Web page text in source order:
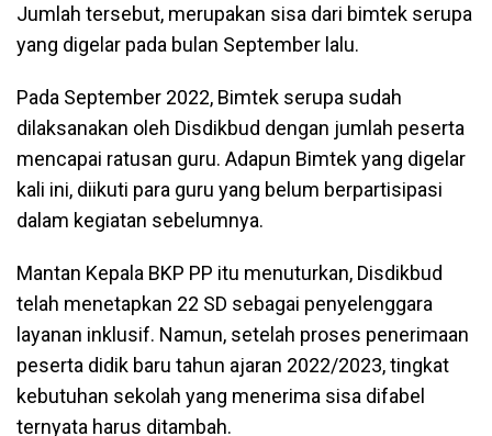
Jumlah tersebut, merupakan sisa dari bimtek serupa
yang digelar pada bulan September lalu.
Pada September 2022, Bimtek serupa sudah
dilaksanakan oleh Disdikbud dengan jumlah peserta
mencapai ratusan guru. Adapun Bimtek yang digelar
kali ini, diikuti para guru yang belum berpartisipasi
dalam kegiatan sebelumnya.
Mantan Kepala BKP PP itu menuturkan, Disdikbud
telah menetapkan 22 SD sebagai penyelenggara
layanan inklusif. Namun, setelah proses penerimaan
peserta didik baru tahun ajaran 2022/2023, tingkat
kebutuhan sekolah yang menerima sisa difabel
ternyata harus ditambah.